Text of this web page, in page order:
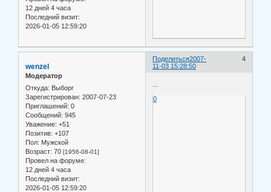
12 дней 4 часа
Последний визит:
2026-01-05 12:59:20
Поделиться 4
2007-
11-03 15:28:50
wenzel
Модератор
Откуда: Выборг
Зарегистрирован: 2007-07-23
Приглашений: 0
Сообщений: 945
Уважение: +51
Позитив: +107
Пол: Мужской
Возраст: 70 [1956-08-01]
Провел на форуме:
12 дней 4 часа
Последний визит:
2026-01-05 12:59:20
0